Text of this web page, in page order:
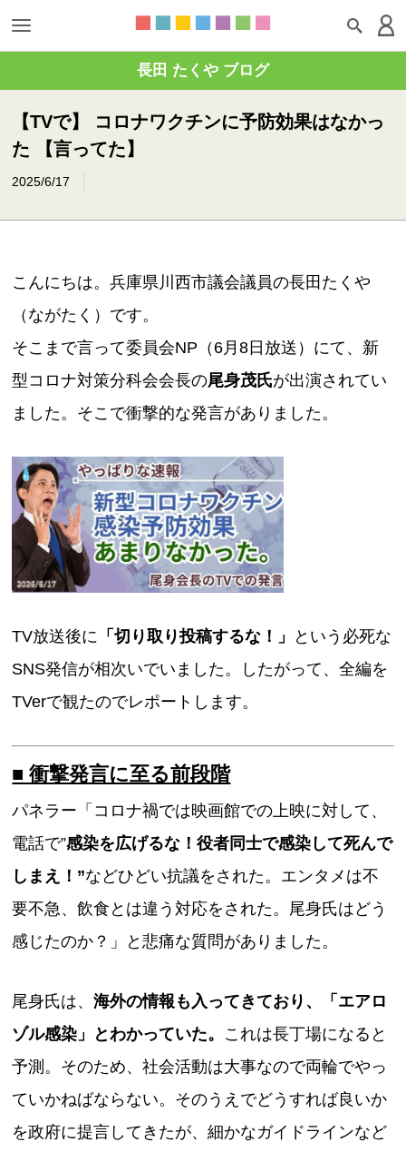
長田 たくや ブログ
【TVで】 コロナワクチンに予防効果はなかっ
た 【言ってた】
2025/6/17
こんにちは。兵庫県川西市議会議員の長田たくや
（ながたく）です。
そこまで言って委員会NP（6月8日放送）にて、新
型コロナ対策分科会会長の尾身茂氏が出演されてい
ました。そこで衝撃的な発言がありました。
TV放送後に 「切り取り投稿するな！」
という必死な
SNS発信が相次いでいました。したがって、全編を
TVerで観たのでレポートします。
■ 衝撃発言に至る前段階
パネラー「コロナ禍では映画館での上映に対して、
電話で”感染を広げるな！役者同士で感染して死んで
しまえ！”などひどい抗議をされた。エンタメは不
要不急、飲食とは違う対応をされた。尾身氏はどう
感じたのか？」と悲痛な質問がありました。
尾身氏は、海外の情報も入ってきており、「エアロ
ゾル感染」とわかっていた。 これは長丁場になると
予測。そのため、社会活動は大事なので両輪でやっ
ていかねばならない。そのうえでどうすれば良いか
を政府に提言してきたが、細かなガイドラインなど